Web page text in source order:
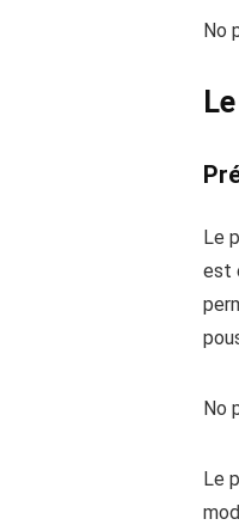
No
Le
est
No
Le